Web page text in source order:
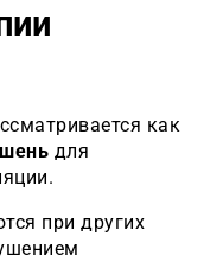
как
для
при других